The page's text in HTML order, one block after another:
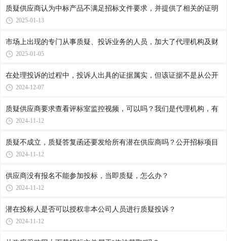
质疑供应商认为中标产品不满足招标文件要求，并提供了相关的证明
2025-01-13
市场上出现的专门从事质疑、投诉业务的人员，加大了代理机构及财
2025-01-05
在处理投诉的过程中，投诉人出具的证据属实，但该证据不是从公开
2024-12-07
质疑供应商要求查看评标室监控视频，可以吗？我们是代理机构，有
2024-11-12
质疑不成立，质疑答复函还要发给所有潜在供应商吗？公开招标项目
2024-11-12
供应商没有报名不能参加投标，当即质疑，怎么办？
2024-11-12
潜在投标人是否可以授权非本公司人员进行质疑投诉？
2024-11-12